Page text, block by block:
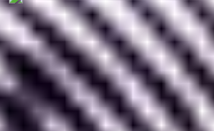
grâce à Figma
un projet digital tel